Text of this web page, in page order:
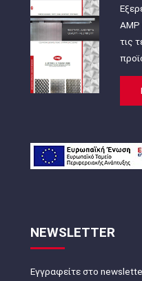
AMP
τις
NEWSLETTER
Εγγραφείτε στο